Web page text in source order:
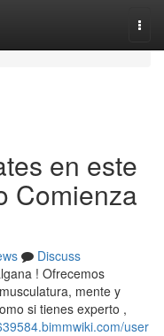
en este
Comienza
Discuss
! Ofrecemos
mente y
si tienes experto ,
user